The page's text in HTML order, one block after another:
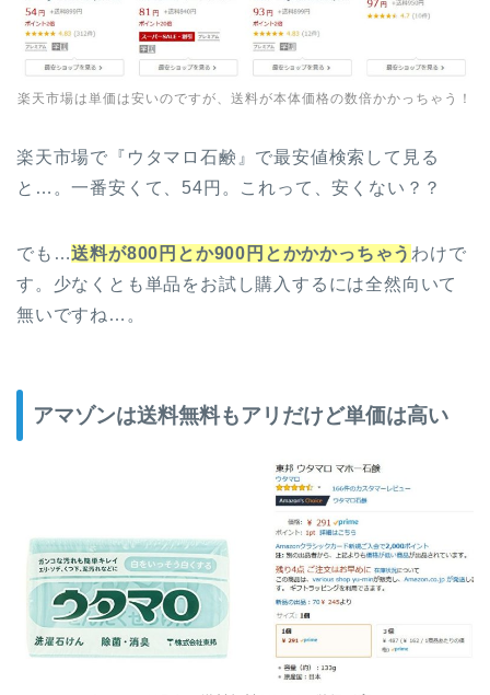
楽天市場は単価は安いのですが、送料が本体価格の数倍かかっちゃう！
楽天市場で『ウタマロ石鹸』で最安値検索して見る
と…。一番安くて、54円。これって、安くない？？
でも…送料が800円とか900円とかかかっちゃう わけで
す。少なくとも単品をお試し購入するには全然向いて
無いですね…。
アマゾンは送料無料もアリだけど単価は高い